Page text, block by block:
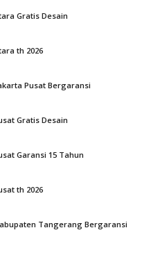
Gratis Desain
th 2026
Pusat Bergaransi
Gratis Desain
Garansi 15 Tahun
th 2026
Tangerang Bergaransi